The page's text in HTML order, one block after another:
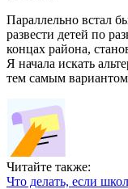
Параллельно встал
развести детей по
концах района,
Я начала искать
тем самым
Читайте также:
Что делать, если